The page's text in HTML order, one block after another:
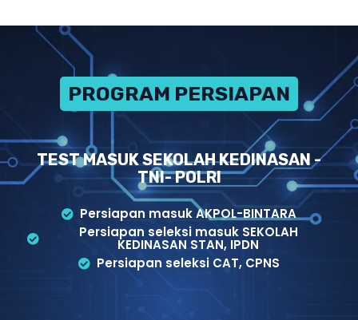
PROGRAM PERSIAPAN
TEST MASUK SEKOLAH KEDINASAN -
TNI- POLRI
Persiapan masuk AKPOL-BINTARA
Persiapan seleksi masuk SEKOLAH
KEDINASAN STAN, IPDN
Persiapan seleksi CAT, CPNS